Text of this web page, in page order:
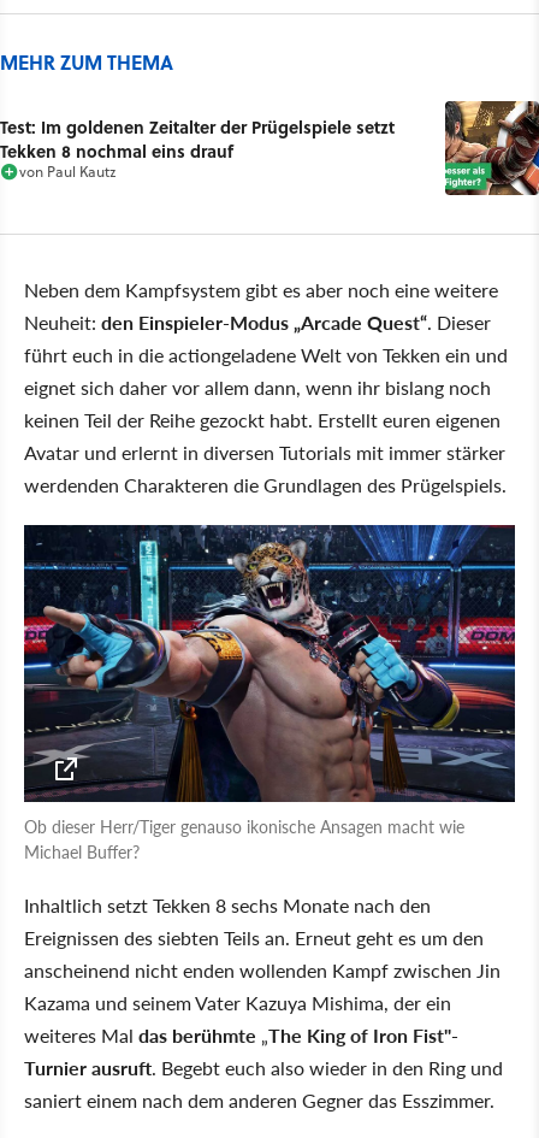
MEHR ZUM THEMA
Test: Im goldenen Zeitalter der Prügelspiele setzt
Tekken 8 nochmal eins drauf
von Paul Kautz
Neben dem Kampfsystem gibt es aber noch eine weitere
Neuheit: den Einspieler-Modus „Arcade Quest“. Dieser
führt euch in die actiongeladene Welt von Tekken ein und
eignet sich daher vor allem dann, wenn ihr bislang noch
keinen Teil der Reihe gezockt habt. Erstellt euren eigenen
Avatar und erlernt in diversen Tutorials mit immer stärker
werdenden Charakteren die Grundlagen des Prügelspiels.
Ob dieser Herr/Tiger genauso ikonische Ansagen macht wie
Michael Buffer?
Inhaltlich setzt Tekken 8 sechs Monate nach den
Ereignissen des siebten Teils an. Erneut geht es um den
anscheinend nicht enden wollenden Kampf zwischen Jin
Kazama und seinem Vater Kazuya Mishima, der ein
weiteres Mal das berühmte „The King of Iron Fist"-
Turnier ausruft. Begebt euch also wieder in den Ring und
saniert einem nach dem anderen Gegner das Esszimmer.